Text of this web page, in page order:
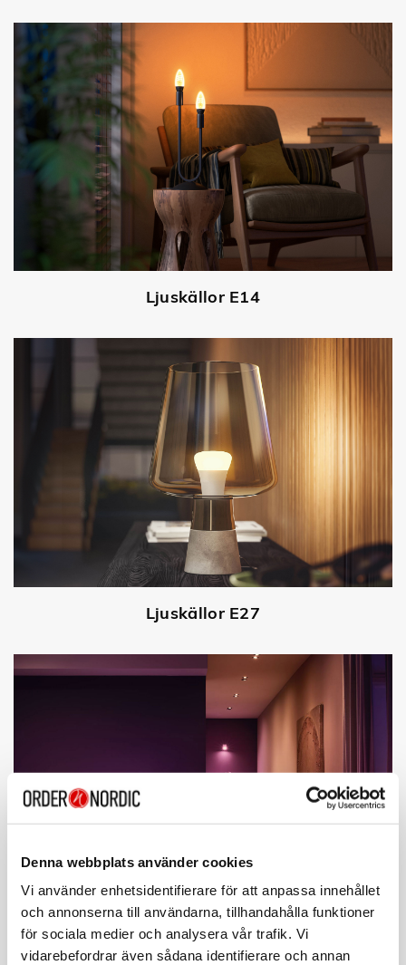
Denna webbplats använder cookies
Vi använder enhetsidentifierare för att anpassa innehållet
och annonserna till användarna, tillhandahålla funktioner
för sociala medier och analysera vår trafik. Vi
vidarebefordrar även sådana identifierare och annan
Ljuskällor E14
Ljuskällor E27
Ljuskällor GU10